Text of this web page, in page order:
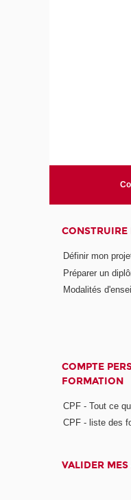
CONSTRUIRE
Définir mon
Préparer un
Modalités
COMPTE
FORMATION
CPF - Tout ce
CPF - liste des
VALIDER